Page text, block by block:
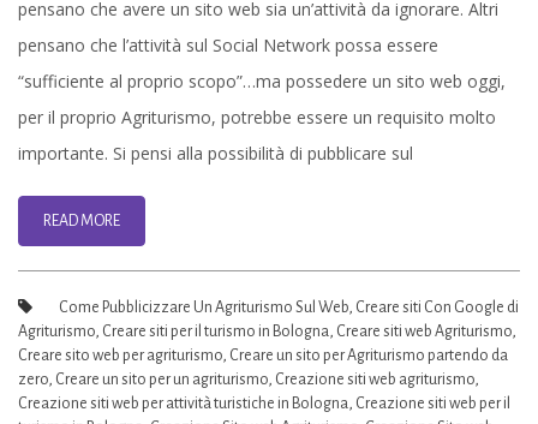
Per
Agriturismo
a
Bologna
pensano che avere un sito web sia un’attività da ignorare. Altri
pensano che l’attività sul Social Network possa essere
“sufficiente al proprio scopo”…ma possedere un sito web oggi,
per il proprio Agriturismo, potrebbe essere un requisito molto
importante. Si pensi alla possibilità di pubblicare sul
READ MORE
Come Pubblicizzare Un Agriturismo Sul Web, Creare siti Con Google di
Agriturismo, Creare siti per il turismo in Bologna, Creare siti web Agriturismo,
Creare sito web per agriturismo, Creare un sito per Agriturismo partendo da
zero, Creare un sito per un agriturismo, Creazione siti web agriturismo,
Creazione siti web per attività turistiche in Bologna, Creazione siti web per il